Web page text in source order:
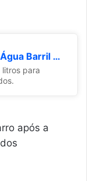
WAP Aspirador de Pó e Água Barril GTW BAGLESS, Compacto, 6 Litros, com Filtro Lavável, 160mbar 1400W 127V
para
após a